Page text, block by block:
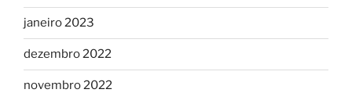
janeiro 2023
dezembro 2022
novembro 2022